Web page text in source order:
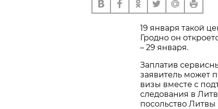
19 января такой
Гродно он
– 29 января.
Заплатив
заявитель может
визы вместе с
следования в
посольство Литвы